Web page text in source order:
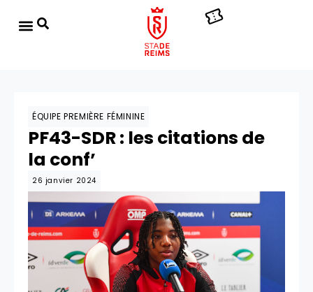
ÉQUIPE PREMIÈRE FÉMININE
PF43-SDR : les citations de
la conf’
26 janvier 2024